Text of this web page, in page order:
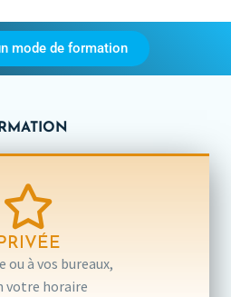
mode de formation
ou à vos bureaux,
votre horaire